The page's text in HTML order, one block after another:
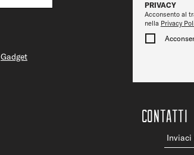
Gadget
PRIVACY
Acconsento al
nella Privacy
CONTATTi
Inviaci